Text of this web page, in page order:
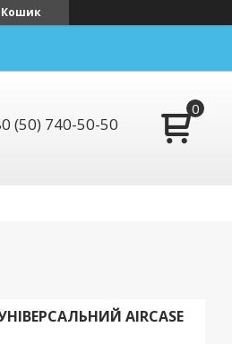
Кошик
(50) 740-50-50
AIRCASE